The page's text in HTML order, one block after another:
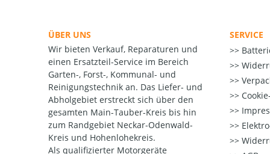
ÜBER UNS
Wir bieten Verkauf, Reparaturen und
einen Ersatzteil-Service im Bereich
Garten-, Forst-, Kommunal- und
Reinigungstechnik an. Das Liefer- und
Abholgebiet erstreckt sich über den
gesamten Main-Tauber-Kreis bis hin
zum Randgebiet Neckar-Odenwald-
Kreis und Hohenlohekreis.
Als qualifizierter Motorgeräte
SERVICE